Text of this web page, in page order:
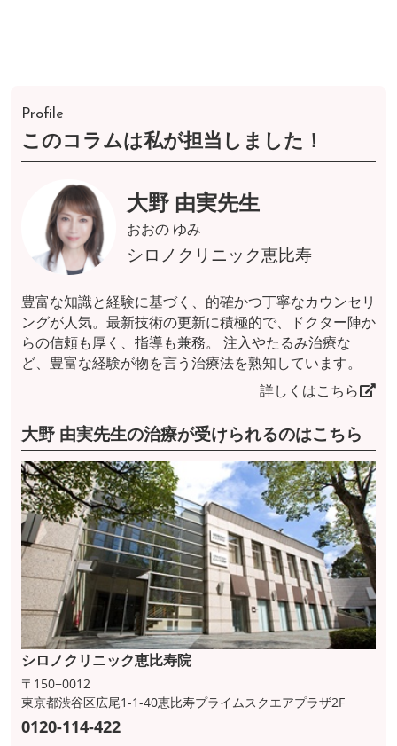
Profile
このコラムは私が担当しました！
大野 由実先生
おおの ゆみ
シロノクリニック恵比寿
豊富な知識と経験に基づく、的確かつ丁寧なカウンセリ
ングが人気。最新技術の更新に積極的で、ドクター陣か
らの信頼も厚く、指導も兼務。 注入やたるみ治療な
ど、豊富な経験が物を言う治療法を熟知しています。
詳しくはこちら
大野 由実先生の治療が受けられるのはこちら
シロノクリニック恵比寿院
〒150−0012
東京都渋谷区広尾1-1-40恵比寿プライムスクエアプラザ2F
0120-114-422